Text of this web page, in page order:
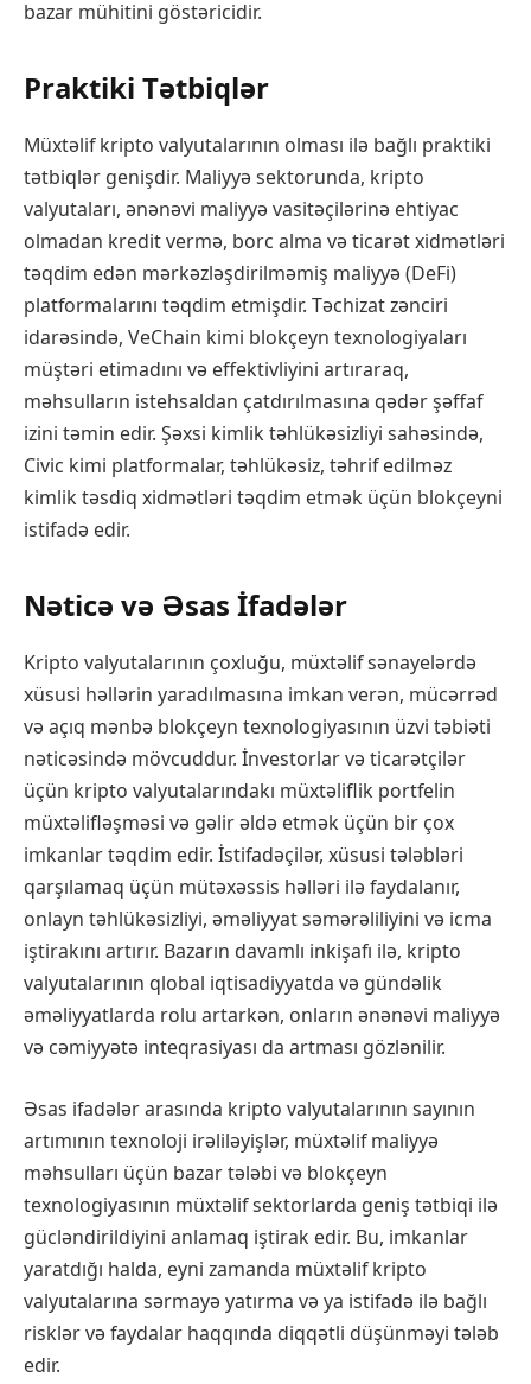
bazar mühitini göstəricidir.
Praktiki Tətbiqlər
Müxtəlif kripto valyutalarının olması ilə bağlı praktiki
tətbiqlər genişdir. Maliyyə sektorunda, kripto
valyutaları, ənənəvi maliyyə vasitəçilərinə ehtiyac
olmadan kredit vermə, borc alma və ticarət xidmətləri
təqdim edən mərkəzləşdirilməmiş maliyyə (DeFi)
platformalarını təqdim etmişdir. Təchizat zənciri
idarəsində, VeChain kimi blokçeyn texnologiyaları
müştəri etimadını və effektivliyini artıraraq,
məhsulların istehsaldan çatdırılmasına qədər şəffaf
izini təmin edir. Şəxsi kimlik təhlükəsizliyi sahəsində,
Civic kimi platformalar, təhlükəsiz, təhrif edilməz
kimlik təsdiq xidmətləri təqdim etmək üçün blokçeyni
istifadə edir.
Nəticə və Əsas İfadələr
Kripto valyutalarının çoxluğu, müxtəlif sənayelərdə
xüsusi həllərin yaradılmasına imkan verən, mücərrəd
və açıq mənbə blokçeyn texnologiyasının üzvi təbiəti
nəticəsində mövcuddur. İnvestorlar və ticarətçilər
üçün kripto valyutalarındakı müxtəliflik portfelin
müxtəlifləşməsi və gəlir əldə etmək üçün bir çox
imkanlar təqdim edir. İstifadəçilər, xüsusi tələbləri
qarşılamaq üçün mütəxəssis həlləri ilə faydalanır,
onlayn təhlükəsizliyi, əməliyyat səmərəliliyini və icma
iştirakını artırır. Bazarın davamlı inkişafı ilə, kripto
valyutalarının qlobal iqtisadiyyatda və gündəlik
əməliyyatlarda rolu artarkən, onların ənənəvi maliyyə
və cəmiyyətə inteqrasiyası da artması gözlənilir.
Əsas ifadələr arasında kripto valyutalarının sayının
artımının texnoloji irəliləyişlər, müxtəlif maliyyə
məhsulları üçün bazar tələbi və blokçeyn
texnologiyasının müxtəlif sektorlarda geniş tətbiqi ilə
gücləndirildiyini anlamaq iştirak edir. Bu, imkanlar
yaratdığı halda, eyni zamanda müxtəlif kripto
valyutalarına sərmayə yatırma və ya istifadə ilə bağlı
risklər və faydalar haqqında diqqətli düşünməyi tələb
edir.